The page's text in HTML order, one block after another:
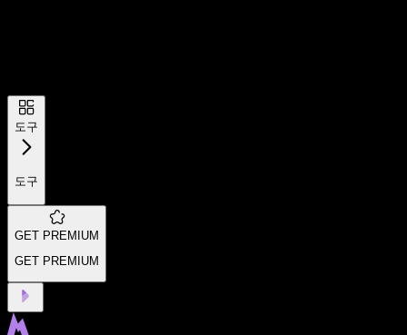
도구
도구
GET PREMIUM
GET PREMIUM